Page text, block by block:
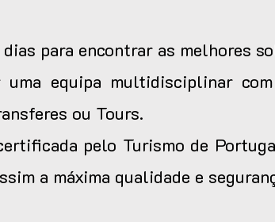
para encontrar as melhores
uma equipa multidisciplinar
ou Tours.
pelo Turismo de
a máxima qualidade e